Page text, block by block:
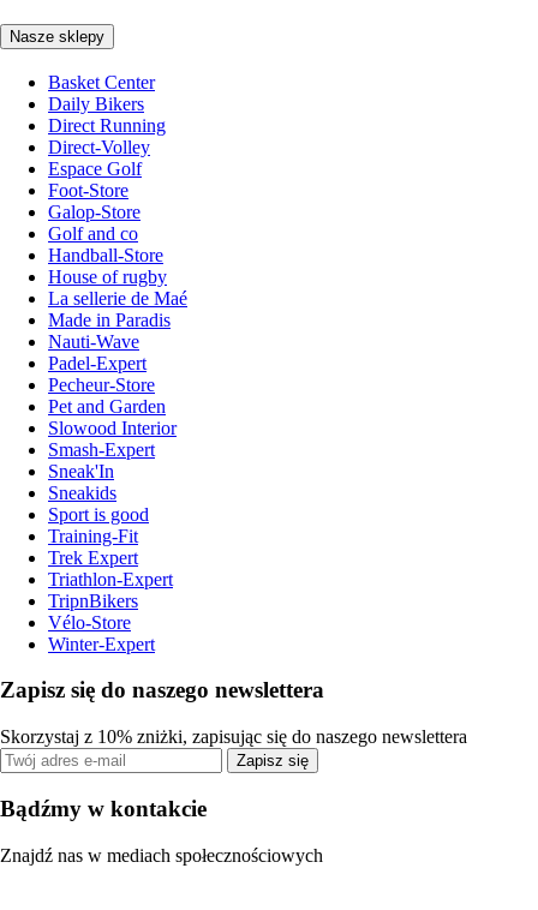
Nasze sklepy
Basket Center
Daily Bikers
Direct Running
Direct-Volley
Espace Golf
Foot-Store
Galop-Store
Golf and co
Handball-Store
House of rugby
La sellerie de Maé
Made in Paradis
Nauti-Wave
Padel-Expert
Pecheur-Store
Pet and Garden
Slowood Interior
Smash-Expert
Sneak'In
Sneakids
Sport is good
Training-Fit
Trek Expert
Triathlon-Expert
TripnBikers
Vélo-Store
Winter-Expert
Zapisz się do naszego newslettera
Skorzystaj z 10% zniżki, zapisując się do naszego newslettera
Zapisz się
Bądźmy w kontakcie
Znajdź nas w mediach społecznościowych